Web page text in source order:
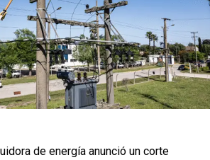
de energía anunció un corte